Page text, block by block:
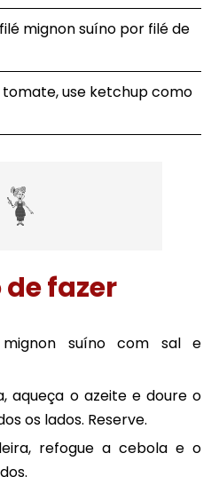
mignon suíno por filé de
use ketchup como
de fazer
suíno com sal e
aqueça o azeite e doure o
os lados. Reserve.
refogue a cebola e o